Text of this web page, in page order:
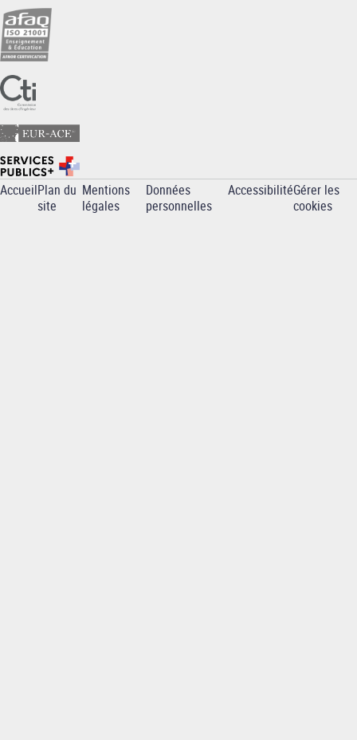
AccueilPlan du
site
Mentions
légales
Données
personnelles
AccessibilitéGérer les
cookies